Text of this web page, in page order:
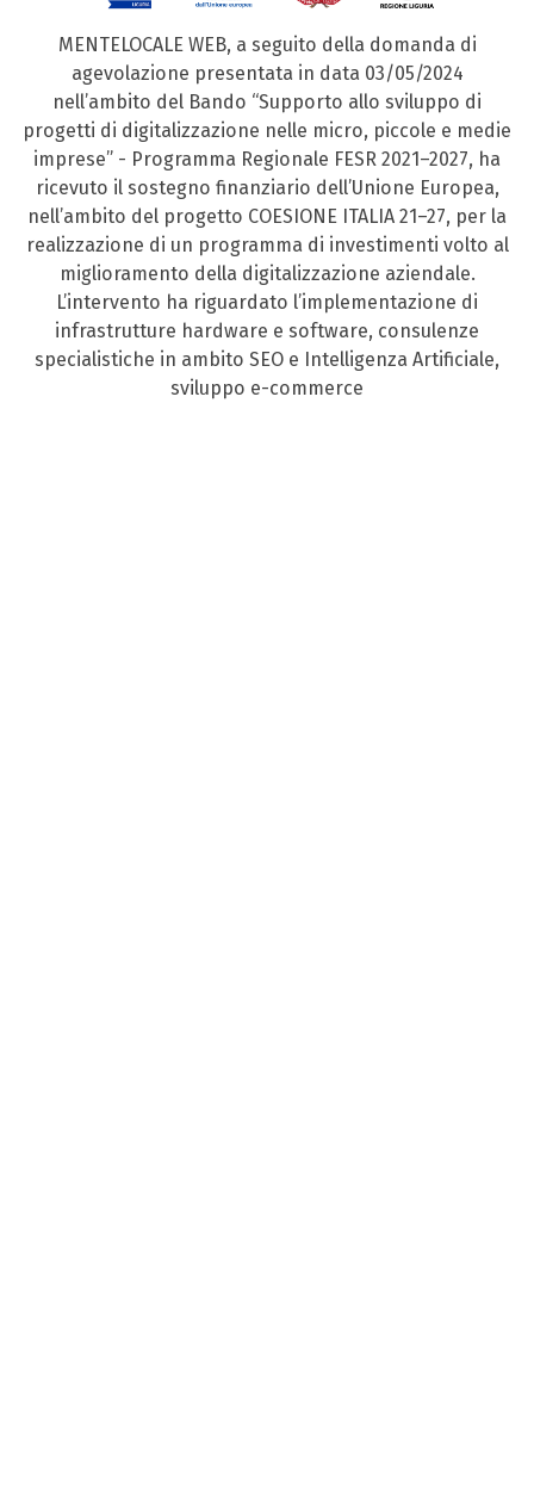
MENTELOCALE WEB, a seguito della domanda di
agevolazione presentata in data 03/05/2024
nell’ambito del Bando “Supporto allo sviluppo di
progetti di digitalizzazione nelle micro, piccole e medie
imprese” - Programma Regionale FESR 2021–2027, ha
ricevuto il sostegno finanziario dell’Unione Europea,
nell’ambito del progetto COESIONE ITALIA 21–27, per la
realizzazione di un programma di investimenti volto al
miglioramento della digitalizzazione aziendale.
L’intervento ha riguardato l’implementazione di
infrastrutture hardware e software, consulenze
specialistiche in ambito SEO e Intelligenza Artificiale,
sviluppo e-commerce